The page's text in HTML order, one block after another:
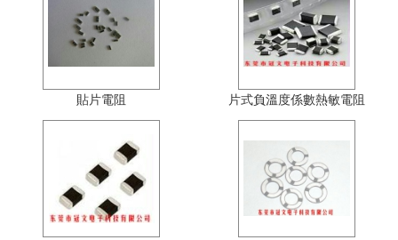
貼片電阻 片式負溫度係數熱敏電阻